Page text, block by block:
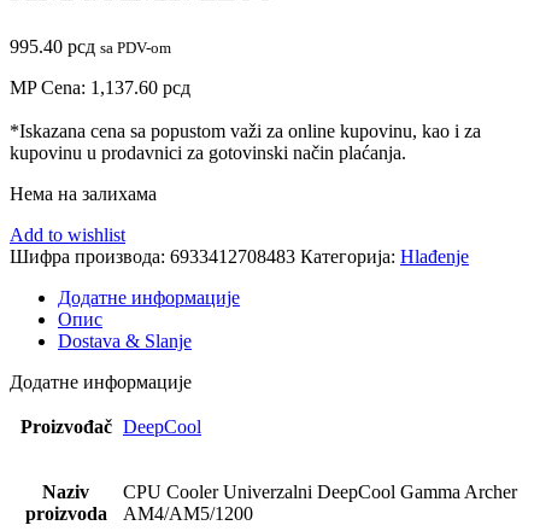
995.40 рсд sa PDV-om
MP Cena: 1,137.60 рсд
*Iskazana cena sa popustom važi za online kupovinu, kao i za
kupovinu u prodavnici za gotovinski način plaćanja.
Нема на залихама
Add to wishlist
Шифра производа: 6933412708483 Категорија: Hlađenje
Додатне информације
Опис
Dostava & Slanje
Додатне информације
Proizvođač DeepCool
Naziv
proizvoda
CPU Cooler Univerzalni DeepCool Gamma Archer
AM4/AM5/1200